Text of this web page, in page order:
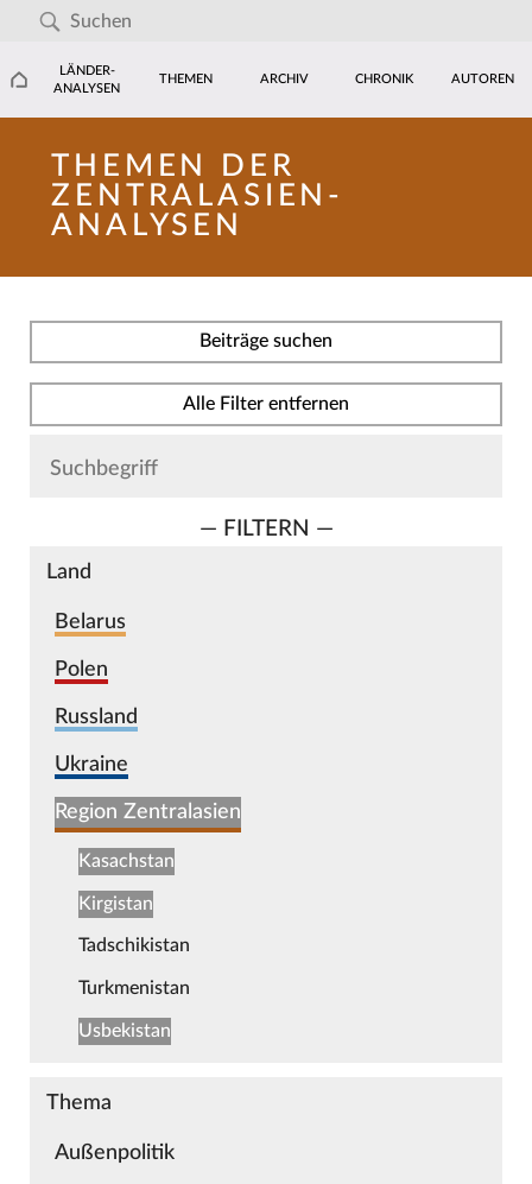
LÄNDER-
ANALYSEN
THEMEN ARCHIV CHRONIK AUTOREN
THEMEN DER
ZENTRALASIEN-
ANALYSEN
Beiträge suchen
Alle Filter entfernen
— FILTERN —
Land
Belarus
Polen
Russland
Ukraine
Region Zentralasien
Kasachstan
Kirgistan
Tadschikistan
Turkmenistan
Usbekistan
Thema
Außenpolitik